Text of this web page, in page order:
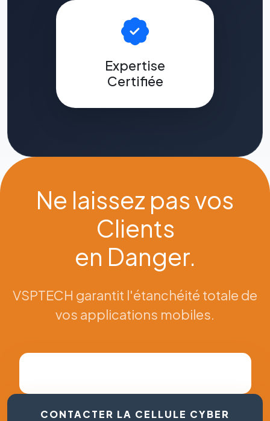
Expertise
Certifiée
Ne laissez pas vos
Clients
en Danger.
VSPTECH garantit l'étanchéité totale de
vos applications mobiles.
CONTACTER LA CELLULE CYBER